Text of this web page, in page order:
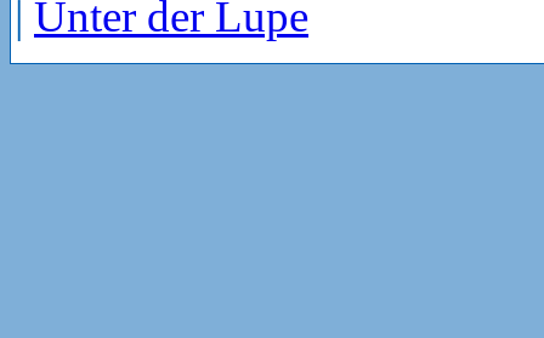
| Unter der Lupe